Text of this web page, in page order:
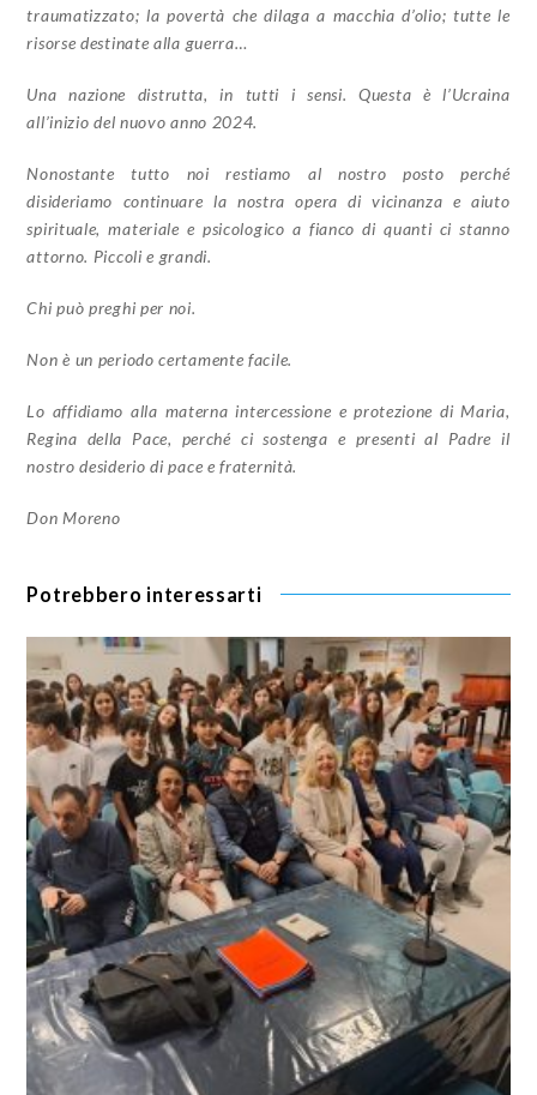
traumatizzato; la povertà che dilaga a macchia d’olio; tutte le
risorse destinate alla guerra…
Una nazione distrutta, in tutti i sensi. Questa è l’Ucraina
all’inizio del nuovo anno 2024.
Nonostante tutto noi restiamo al nostro posto perché
disideriamo continuare la nostra opera di vicinanza e aiuto
spirituale, materiale e psicologico a fianco di quanti ci stanno
attorno. Piccoli e grandi.
Chi può preghi per noi.
Non è un periodo certamente facile.
Lo affidiamo alla materna intercessione e protezione di Maria,
Regina della Pace, perché ci sostenga e presenti al Padre il
nostro desiderio di pace e fraternità.
Don Moreno
Potrebbero interessarti